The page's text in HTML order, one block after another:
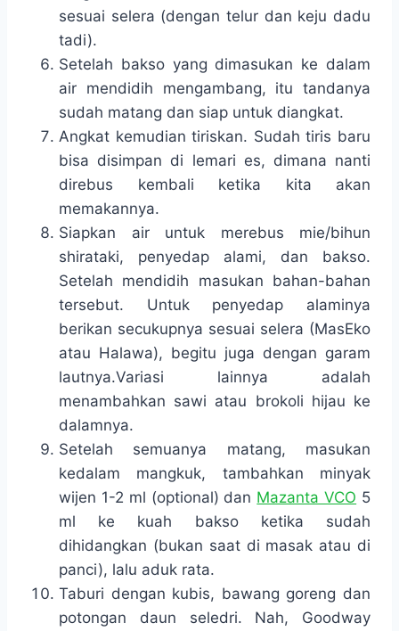
sesuai selera (dengan telur dan keju dadu
tadi).
Setelah bakso yang dimasukan ke dalam
air mendidih mengambang, itu tandanya
sudah matang dan siap untuk diangkat.
Angkat kemudian tiriskan. Sudah tiris baru
bisa disimpan di lemari es, dimana nanti
direbus kembali ketika kita akan
memakannya.
Siapkan air untuk merebus mie/bihun
shirataki, penyedap alami, dan bakso.
Setelah mendidih masukan bahan-bahan
tersebut. Untuk penyedap alaminya
berikan secukupnya sesuai selera (MasEko
atau Halawa), begitu juga dengan garam
lautnya.Variasi lainnya adalah
menambahkan sawi atau brokoli hijau ke
dalamnya.
Setelah semuanya matang, masukan
kedalam mangkuk, tambahkan minyak
wijen 1-2 ml (optional) dan Mazanta VCO 5
ml ke kuah bakso ketika sudah
dihidangkan (bukan saat di masak atau di
panci), lalu aduk rata.
Taburi dengan kubis, bawang goreng dan
potongan daun seledri. Nah, Goodway